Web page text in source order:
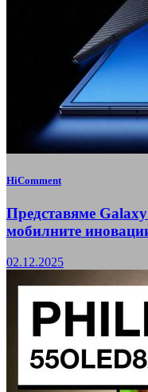
HiComment
Представяме
мобилните
02.12.2025